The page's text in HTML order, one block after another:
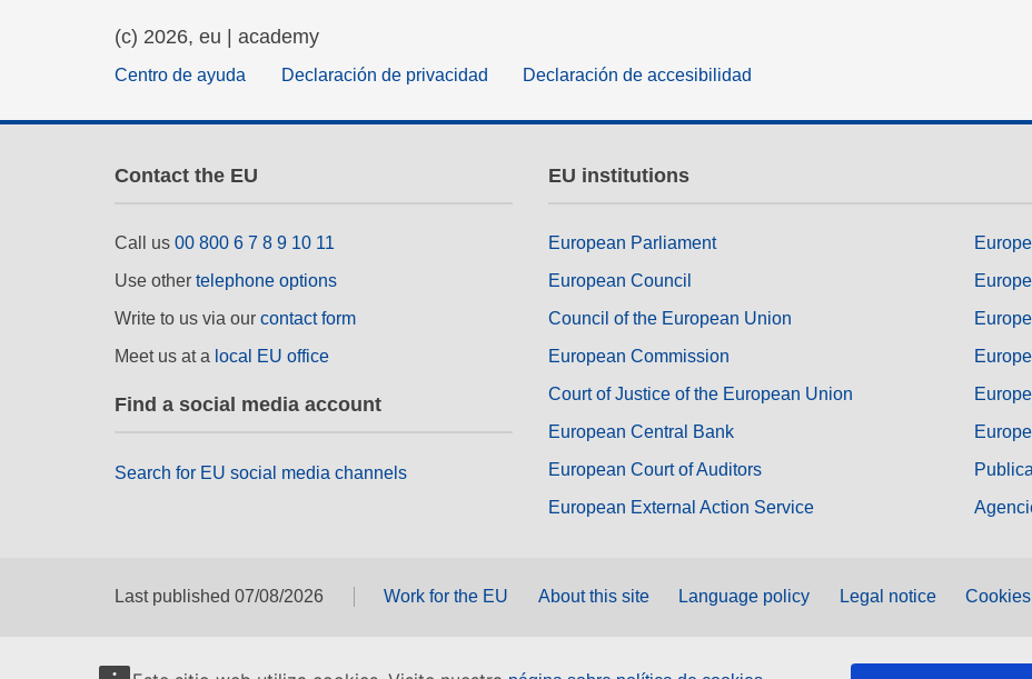
(c) 2026, eu | academy
Centro de ayuda Declaración de privacidad Declaración de accesibilidad
Contact the EU
Call us 00 800 6 7 8 9 10 11
Use other telephone options
Write to us via our contact form
Meet us at a local EU office
Find a social media account
Search for EU social media channels
EU institutions
European Parliament
European Council
Council of the European Union
European Commission
Court of Justice of the European Union
European Central Bank
European Court of Auditors
European External Action Service
Last published 07/08/2026 Work for the EU About this site Language policy Legal notice Cookies